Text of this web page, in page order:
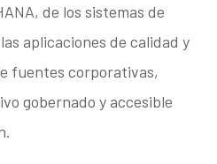
de los sistemas de
aplicaciones de calidad y
fuentes corporativas,
gobernado y accesible